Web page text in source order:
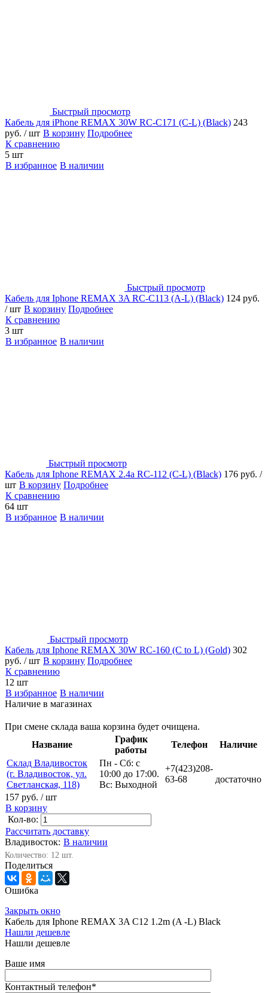
Быстрый просмотр
Кабель для iPhone REMAX 30W RC-C171 (C-L) (Black) 243
руб. / шт В корзину Подробнее
К сравнению
5 шт
В избранное В наличии
Быстрый просмотр
Кабель для Iphone REMAX 3A RC-C113 (A-L) (Black) 124 руб.
/ шт В корзину Подробнее
К сравнению
3 шт
В избранное В наличии
Быстрый просмотр
Кабель для Iphone REMAX 2.4a RC-112 (C-L) (Black) 176 руб. /
шт В корзину Подробнее
К сравнению
64 шт
В избранное В наличии
Быстрый просмотр
Кабель для Iphone REMAX 30W RC-160 (C to L) (Gold) 302
руб. / шт В корзину Подробнее
К сравнению
12 шт
В избранное В наличии
Наличие в магазинах
При смене склада ваша корзина будет очищена.
Название
График
работы
Телефон
Наличие
Склад Владивосток
(г. Владивосток, ул.
Светланская, 118)
Пн - Сб: с
10:00 до 17:00.
Вс: Выходной
+7(423)208-
63-68
достаточно
157 руб. / шт
В корзину
Кол-во:
Рассчитать доставку
Владивосток: В наличии
Количество: 12 шт.
Поделиться
Ошибка
Закрыть окно
Кабель для Iphone REMAX 3A C12 1.2m (A -L) Black
Нашли дешевле
Нашли дешевле
Ваше имя
Контактный телефон*